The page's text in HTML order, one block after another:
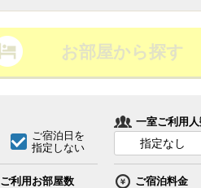
お部屋から探す
ご宿泊日を
指定しない
一室ご利用
指定なし
ご利用お部屋数 ご宿泊料金